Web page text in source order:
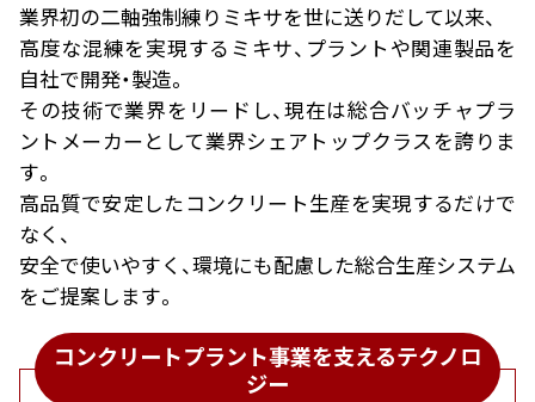
業界初の二軸強制練りミキサを世に送りだして以来、
高度な混練を実現するミキサ、プラントや関連製品を
自社で開発・製造。
その技術で業界をリードし、現在は総合バッチャプラ
ントメーカーとして業界シェアトップクラスを誇りま
す。
高品質で安定したコンクリート生産を実現するだけで
なく、
安全で使いやすく、環境にも配慮した総合生産システム
をご提案します。
コンクリートプラント事業を支えるテクノロ
ジー